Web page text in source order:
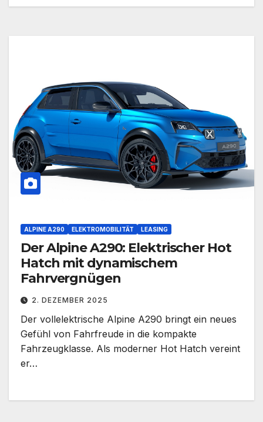
ALPINE A290 ELEKTROMOBILITÄT LEASING
Der Alpine A290: Elektrischer Hot
Hatch mit dynamischem
Fahrvergnügen
2. DEZEMBER 2025
Der vollelektrische Alpine A290 bringt ein neues
Gefühl von Fahrfreude in die kompakte
Fahrzeugklasse. Als moderner Hot Hatch vereint
er…